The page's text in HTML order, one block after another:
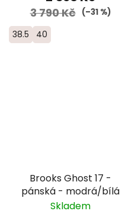
3 790 Kč (–31 %)
38.5 40
Brooks Ghost 17 -
pánská - modrá/bílá
Skladem